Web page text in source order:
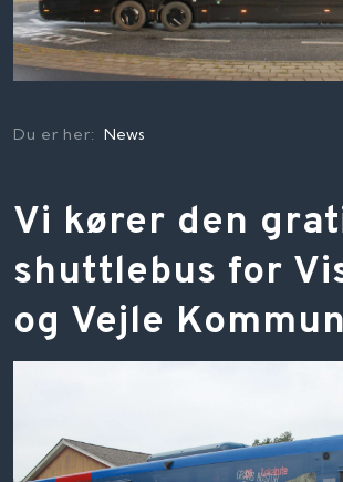
Du er her:News
​Vi kører den
shuttlebus for
og Vejle